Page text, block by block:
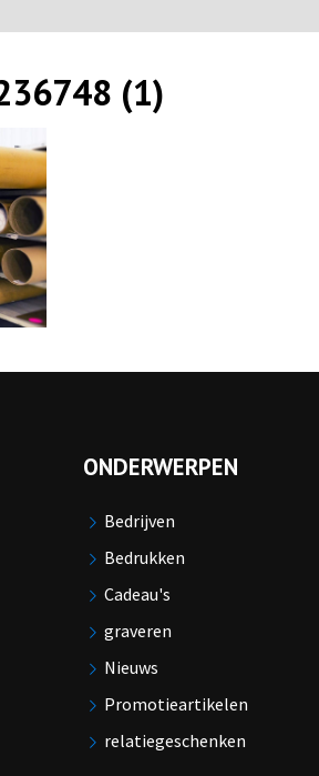
(1)
ONDERWERPEN
Bedrijven
Bedrukken
Cadeau's
graveren
Nieuws
Promotieartikelen
relatiegeschenken